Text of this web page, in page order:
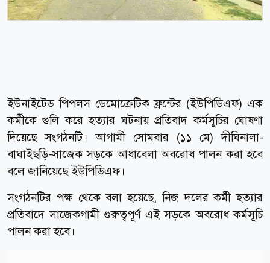
ইউনাইটেড পিপলস ডেমোক্রেটিক ফ্রন্টের (ইউপিডিএফ) এক
কর্মীকে গুলি করে হত্যার ঘটনায় প্রতিবাদ কর্মসূচির ঘোষণা
দিয়েছে সংগঠনটি। আগামী সোমবার (১১ মে) দীঘিনালা-
বাঘাইছড়ি-সাজেক সড়কে আধাবেলা অবরোধ পালন করা হবে
বলে জানিয়েছে ইউপিডিএফ।
সংগঠনটির পক্ষ থেকে বলা হয়েছে, নিজ দলের কর্মী হত্যার
প্রতিবাদে সাজেকগামী গুরুত্বপূর্ণ এই সড়কে অবরোধ কর্মসূচি
পালন করা হবে।